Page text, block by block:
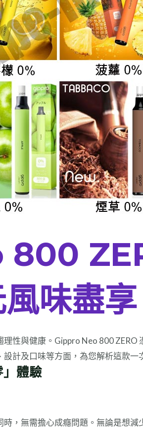
古
丁)
數
量
800
味盡享
性與健康。Gippro Neo 800
計及口味等方面，為您解析這款一
」體驗
，無需擔心成癮問題。無論是想